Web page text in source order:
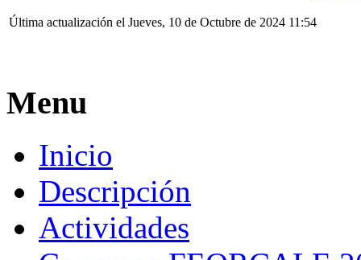
Última actualización el Jueves, 10 de Octubre de 2024 11:54
Menu
Inicio
Descripción
Actividades